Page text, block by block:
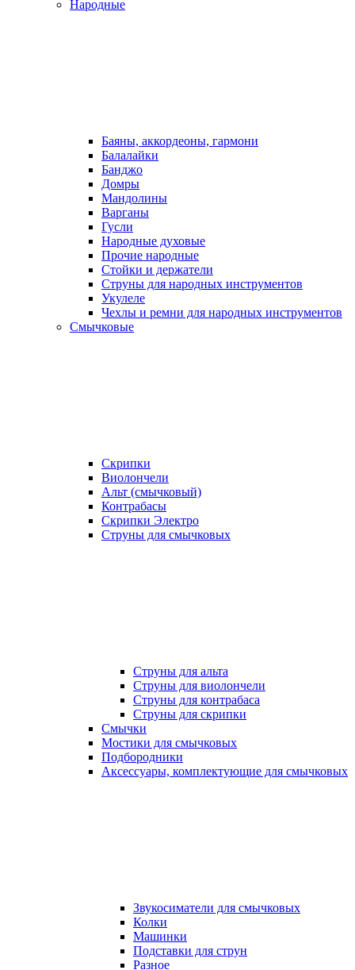
Народные
Баяны, аккордеоны, гармони
Балалайки
Банджо
Домры
Мандолины
Варганы
Гусли
Народные духовые
Прочие народные
Стойки и держатели
Струны для народных инструментов
Укулеле
Чехлы и ремни для народных инструментов
Смычковые
Скрипки
Виолончели
Альт (смычковый)
Контрабасы
Скрипки Электро
Струны для смычковых
Струны для альта
Струны для виолончели
Струны для контрабаса
Струны для скрипки
Смычки
Мостики для смычковых
Подбородники
Аксеcсуары, комплектующие для смычковых
Звукосиматели для смычковых
Колки
Машинки
Подставки для струн
Разное